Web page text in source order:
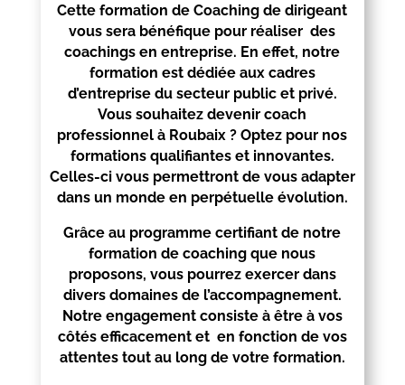
Cette formation de Coaching de dirigeant
vous sera bénéfique pour réaliser des
coachings en entreprise. En effet, notre
formation est dédiée aux cadres
d’entreprise du secteur public et privé.
Vous souhaitez devenir coach
professionnel à Roubaix ? Optez pour nos
formations qualifiantes et innovantes.
Celles-ci vous permettront de vous adapter
dans un monde en perpétuelle évolution.
Grâce au programme certifiant de notre
formation de coaching que nous
proposons, vous pourrez exercer dans
divers domaines de l’accompagnement.
Notre engagement consiste à être à vos
côtés efficacement et en fonction de vos
attentes tout au long de votre formation.